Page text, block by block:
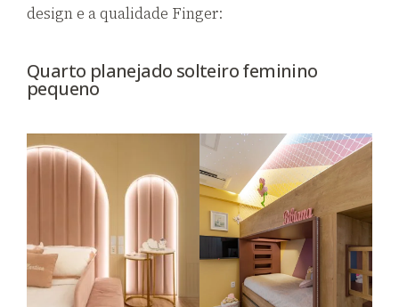
design e a qualidade Finger:
Quarto planejado solteiro feminino
pequeno